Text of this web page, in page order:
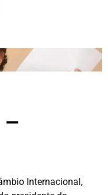
–
Internacional,